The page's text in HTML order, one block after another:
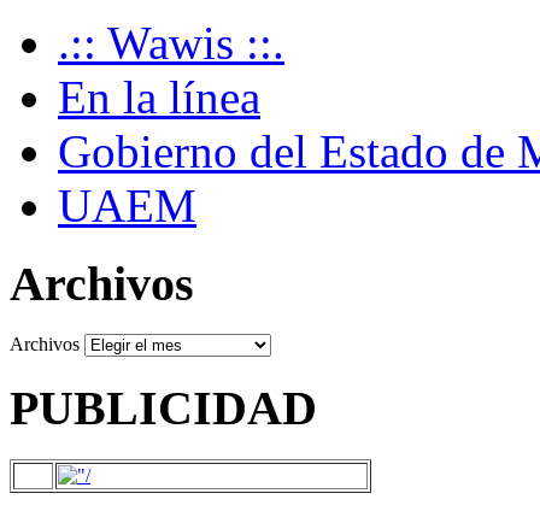
.:: Wawis ::.
En la línea
Gobierno del Estado de
UAEM
Archivos
Archivos
PUBLICIDAD